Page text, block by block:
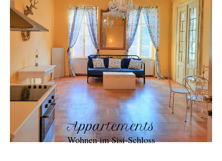
Appartements
Wohnen im Sisi-Schloss